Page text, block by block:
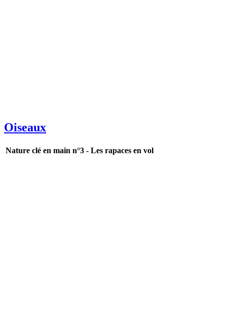
Oiseaux
Nature clé en main n°3 - Les rapaces en vol